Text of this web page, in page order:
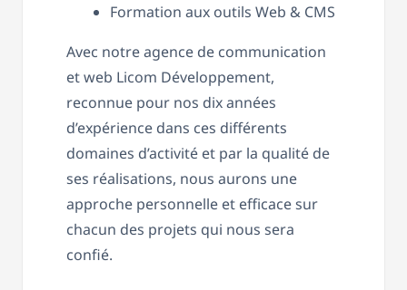
Formation aux outils Web & CMS
Avec notre agence de communication
et web Licom Développement,
reconnue pour nos dix années
d’expérience dans ces différents
domaines d’activité et par la qualité de
ses réalisations, nous aurons une
approche personnelle et efficace sur
chacun des projets qui nous sera
confié.